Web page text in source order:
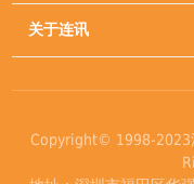
关于连讯
Copyright© 1998-2023